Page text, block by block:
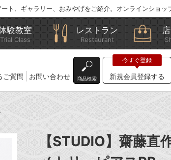
、ギャラリー、おみやげをご紹介。オンラインショッ
験教室
Trial Class
レストラン
Restaurant
ご質問 お問い合わせ 商品検索 新規会員登録する
【STUDIO】齋藤